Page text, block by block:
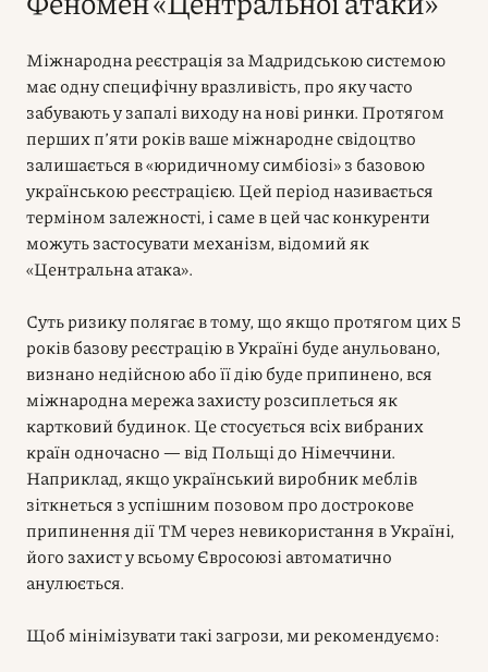
Міжнародна реєстрація за Мадридською системою
має одну специфічну вразливість, про яку часто
забувають у запалі виходу на нові ринки. Протягом
перших п’яти років ваше міжнародне свідоцтво
залишається в «юридичному симбіозі» з базовою
українською реєстрацією. Цей період називається
терміном залежності, і саме в цей час конкуренти
можуть застосувати механізм, відомий як
«Центральна атака».
Суть ризику полягає в тому, що якщо протягом цих 5
років базову реєстрацію в Україні буде анульовано,
визнано недійсною або її дію буде припинено, вся
міжнародна мережа захисту розсиплеться як
картковий будинок. Це стосується всіх вибраних
країн одночасно — від Польщі до Німеччини.
Наприклад, якщо український виробник меблів
зіткнеться з успішним позовом про дострокове
припинення дії ТМ через невикористання в Україні,
його захист у всьому Євросоюзі автоматично
анулюється.
Щоб мінімізувати такі загрози, ми рекомендуємо: